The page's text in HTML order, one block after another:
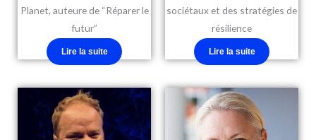
Planet, auteure de “Réparer le
futur”
Lire la suite
sociétaux et des stratégies de
résilience
Lire la suite